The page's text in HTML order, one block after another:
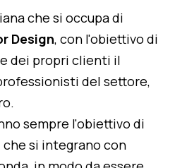
che si occupa di
Design, con l'obiettivo di
dei propri clienti il
del settore,
sempre l'obiettivo di
si integrano con